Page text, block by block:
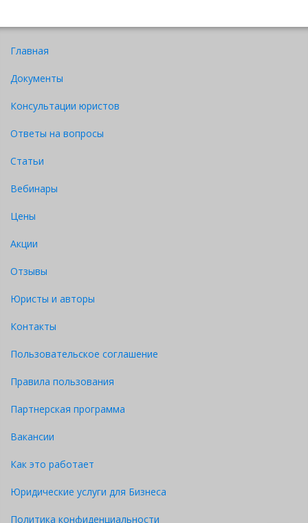
подтверждающим трудовую деятельность работника,
Главная
Документы
Консультации юристов
Ответы на вопросы
Статьи
Вебинары
Цены
Акции
Отзывы
Юристы и авторы
Контакты
Пользовательское соглашение
Правила пользования
Партнерская программа
Вакансии
Как это работает
Юридические услуги для Бизнеса
Политика конфиденциальности